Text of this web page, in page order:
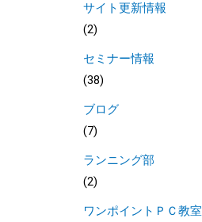
サイト更新情報
(2)
セミナー情報
(38)
ブログ
(7)
ランニング部
(2)
ワンポイントＰＣ教室